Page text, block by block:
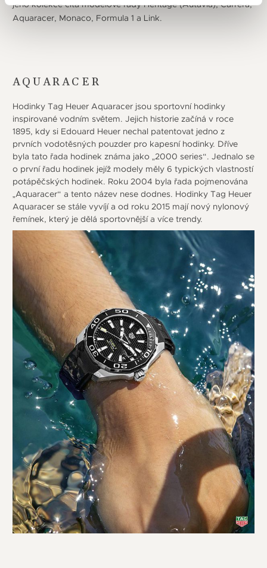
jeho kolekce čítá modelové řady Heritage (Autavia), Carrera,
Aquaracer, Monaco, Formula 1 a Link.
AQUARACER
Hodinky Tag Heuer Aquaracer jsou sportovní hodinky
inspirované vodním světem. Jejich historie začíná v roce
1895, kdy si Edouard Heuer nechal patentovat jedno z
prvních vodotěsných pouzder pro kapesní hodinky. Dříve
byla tato řada hodinek známa jako „2000 series“. Jednalo se
o první řadu hodinek jejíž modely měly 6 typických vlastností
potápěčských hodinek. Roku 2004 byla řada pojmenována
„Aquaracer“ a tento název nese dodnes. Hodinky Tag Heuer
Aquaracer se stále vyvíjí a od roku 2015 mají nový nylonový
řemínek, který je dělá sportovnější a více trendy.